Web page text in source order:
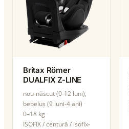
Britax Römer
DUALFIX Z-LINE
nou-născut (0-12 luni),
bebeluș (9 luni-4 ani)
0–18 kg
ISOFIX / centură / isofix-